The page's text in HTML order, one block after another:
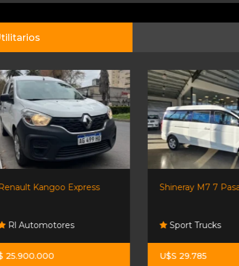
Kangoo Express
Rl Automotores
25.900.000
Shineray M7 7
Sport Trucks
U$S 29.785